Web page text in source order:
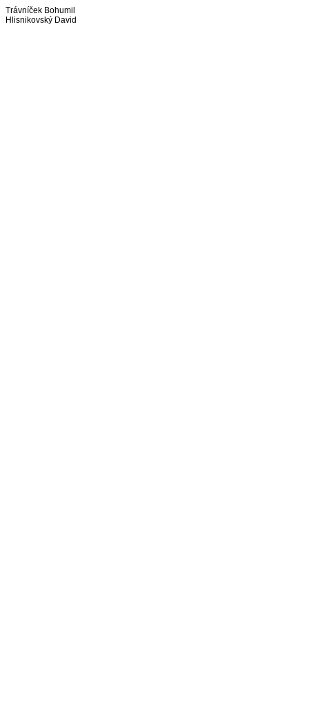
Trávníček Bohumil
Hlisnikovský David